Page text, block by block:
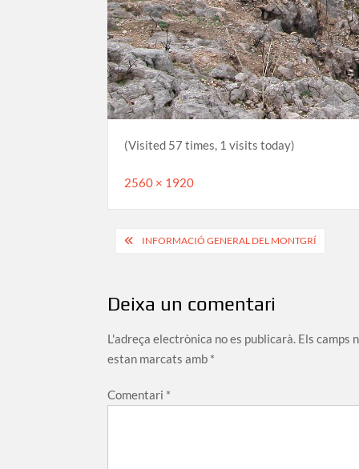
(Visited 57 times, 1 visits today)
Full
2560 × 1920
Navegació
INFORMACIÓ GENERAL DEL MONTGRÍ
Deixa un comentari
L'adreça electrònica no es publicarà. Els camps
estan marcats amb *
Comentari *